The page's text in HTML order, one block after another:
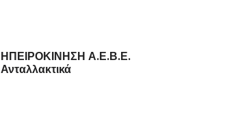
ΗΠΕΙΡΟΚΙΝΗΣΗ Α.Ε.Β.Ε.
Ανταλλακτικά